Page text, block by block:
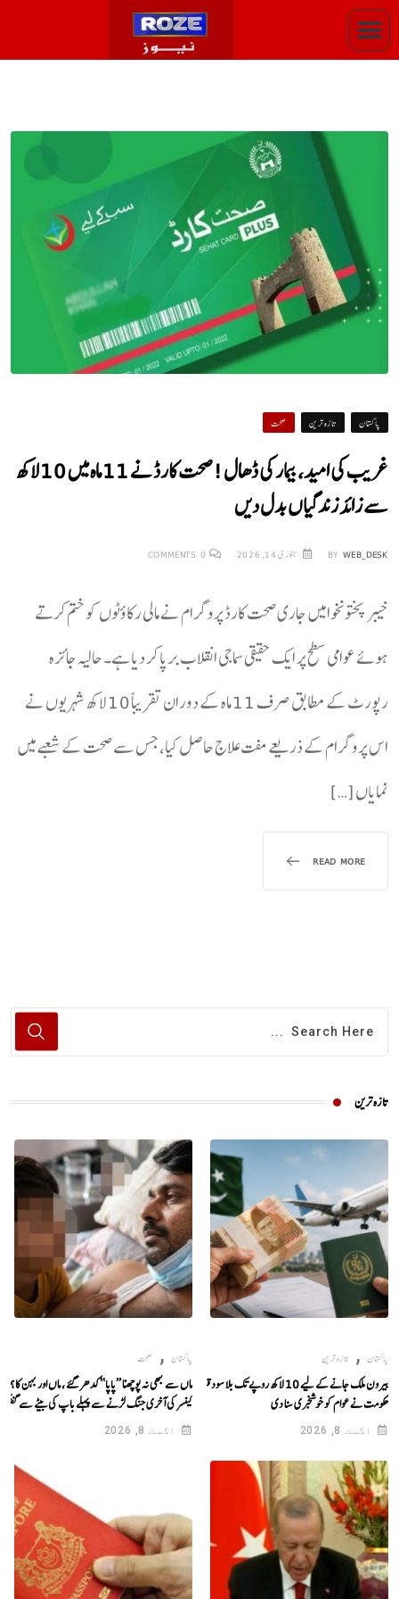
پاکستان تازہ ترین صحت
غریب کی امید، بیمار کی ڈھال! صحت کارڈ نے 11 ماہ میں 10 لاکھ
سے زائد زندگیاں بدل دیں
BY WEB_DESK جنوری 14, 2026 0
خیبر پختونخوا میں جاری صحت کارڈ پروگرام نے مالی رکاؤٹوں کو ختم کرتے
ہوئے عوامی سطح پر ایک حقیقی سماجی انقلاب برپا کر دیا ہے۔ حالیہ جائزہ
رپورٹ کے مطابق صرف 11 ماہ کے دوران تقریباً 10 لاکھ شہریوں نے
اس پروگرام کے ذریعے مفت علاج حاصل کیا، جس سے صحت کے شعبے میں
نمایاں […]
READ MORE
تازہ ترین
پاکستان , تازہ ترین
بیرون ملک جانے کے لیے 10 لاکھ روپے تک بلا سود قرض،
حکومت نے عوام کو خوشخبری سنا دی
اگست 8, 2026
پاکستان , صحت
ماں سے کبھی نہ پوچھنا ’’پاپا‘‘ کدھر گئے ، ماں اور بہن کا
کینسر کی آخری جنگ لڑنے سے پہلے باپ کی بیٹے سے گفتگو
اگست 8, 2026